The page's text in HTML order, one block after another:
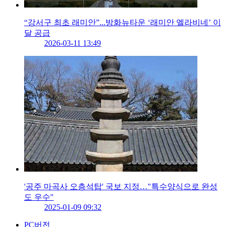
“강서구 최초 래미안”...방화뉴타운 ‘래미안 엘라비네’ 이
달 공급
2026-03-11 13:49
'공주 마곡사 오층석탑' 국보 지정…"특수양식으로 완성
도 우수"
2025-01-09 09:32
PC버전